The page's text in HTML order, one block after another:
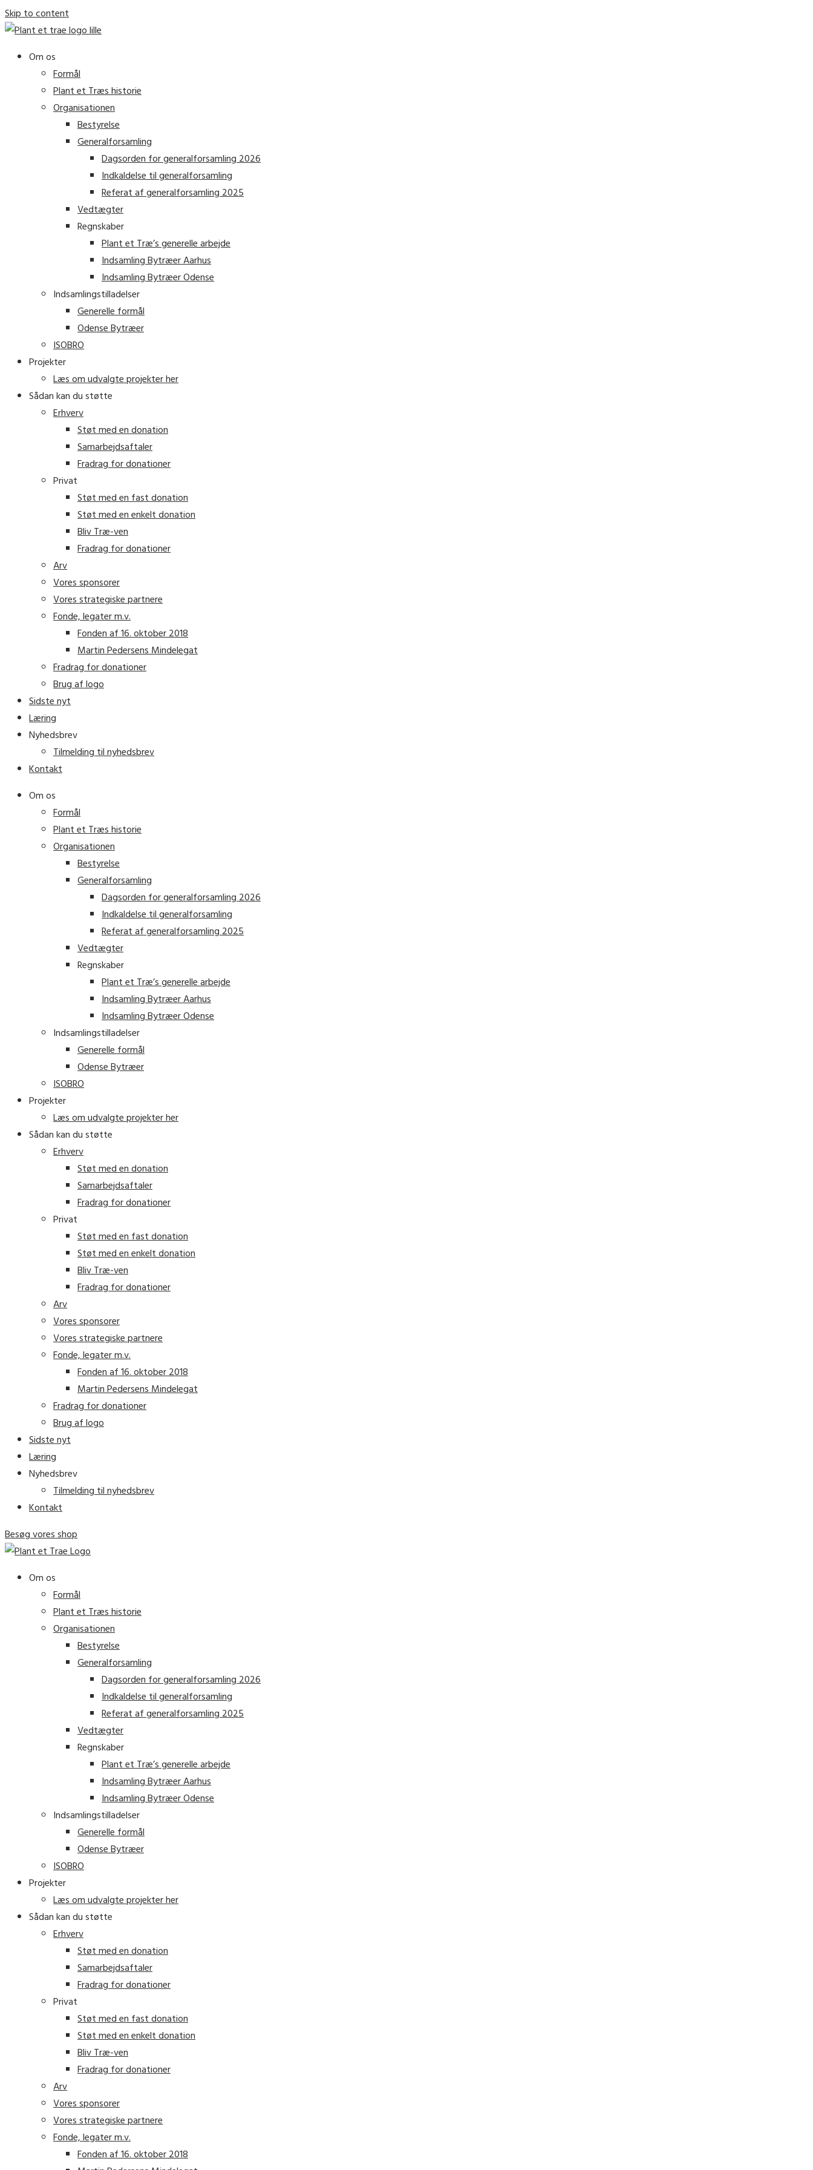
Skip to content
Om os
Formål
Plant et Træs historie
Organisationen
Bestyrelse
Generalforsamling
Dagsorden for generalforsamling 2026
Indkaldelse til generalforsamling
Referat af generalforsamling 2025
Vedtægter
Regnskaber
Plant et Træ’s generelle arbejde
Indsamling Bytræer Aarhus
Indsamling Bytræer Odense
Indsamlingstilladelser
Generelle formål
Odense Bytræer
ISOBRO
Projekter
Læs om udvalgte projekter her
Sådan kan du støtte
Erhverv
Støt med en donation
Samarbejdsaftaler
Fradrag for donationer
Privat
Støt med en fast donation
Støt med en enkelt donation
Bliv Træ-ven
Fradrag for donationer
Arv
Vores sponsorer
Vores strategiske partnere
Fonde, legater m.v.
Fonden af 16. oktober 2018
Martin Pedersens Mindelegat
Fradrag for donationer
Brug af logo
Sidste nyt
Læring
Nyhedsbrev
Tilmelding til nyhedsbrev
Kontakt
Om os
Formål
Plant et Træs historie
Organisationen
Bestyrelse
Generalforsamling
Dagsorden for generalforsamling 2026
Indkaldelse til generalforsamling
Referat af generalforsamling 2025
Vedtægter
Regnskaber
Plant et Træ’s generelle arbejde
Indsamling Bytræer Aarhus
Indsamling Bytræer Odense
Indsamlingstilladelser
Generelle formål
Odense Bytræer
ISOBRO
Projekter
Læs om udvalgte projekter her
Sådan kan du støtte
Erhverv
Støt med en donation
Samarbejdsaftaler
Fradrag for donationer
Privat
Støt med en fast donation
Støt med en enkelt donation
Bliv Træ-ven
Fradrag for donationer
Arv
Vores sponsorer
Vores strategiske partnere
Fonde, legater m.v.
Fonden af 16. oktober 2018
Martin Pedersens Mindelegat
Fradrag for donationer
Brug af logo
Sidste nyt
Læring
Nyhedsbrev
Tilmelding til nyhedsbrev
Kontakt
Besøg vores shop
Om os
Formål
Plant et Træs historie
Organisationen
Bestyrelse
Generalforsamling
Dagsorden for generalforsamling 2026
Indkaldelse til generalforsamling
Referat af generalforsamling 2025
Vedtægter
Regnskaber
Plant et Træ’s generelle arbejde
Indsamling Bytræer Aarhus
Indsamling Bytræer Odense
Indsamlingstilladelser
Generelle formål
Odense Bytræer
ISOBRO
Projekter
Læs om udvalgte projekter her
Sådan kan du støtte
Erhverv
Støt med en donation
Samarbejdsaftaler
Fradrag for donationer
Privat
Støt med en fast donation
Støt med en enkelt donation
Bliv Træ-ven
Fradrag for donationer
Arv
Vores sponsorer
Vores strategiske partnere
Fonde, legater m.v.
Fonden af 16. oktober 2018